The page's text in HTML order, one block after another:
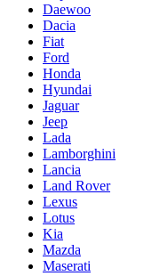
Daewoo
Dacia
Fiat
Ford
Honda
Hyundai
Jaguar
Jeep
Lada
Lamborghini
Lancia
Land Rover
Lexus
Lotus
Kia
Mazda
Maserati